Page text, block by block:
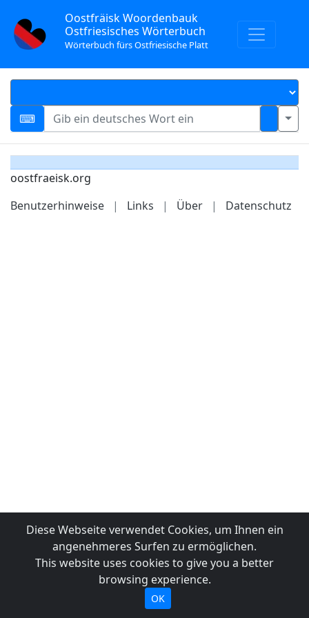
Oostfräisk Woordenbauk
Ostfriesisches Wörterbuch
Wörterbuch fürs Ostfriesische Platt
oostfraeisk.org
Benutzerhinweise
| Links | Über | Datenschutz
Diese Webseite verwendet Cookies, um Ihnen ein
angenehmeres Surfen zu ermöglichen.
This website uses cookies to give you a better
browsing experience.
OK